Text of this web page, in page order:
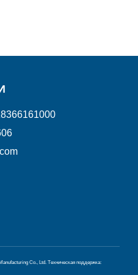
Co., Ltd. Техническая поддержка: